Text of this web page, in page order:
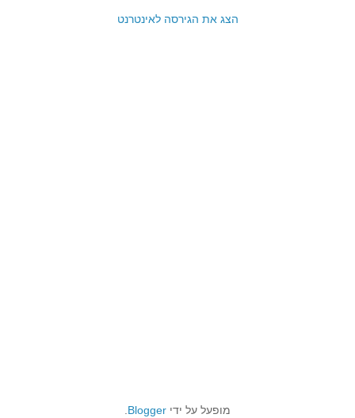
הצג את הגירסה לאינטרנט
מופעל על ידי Blogger